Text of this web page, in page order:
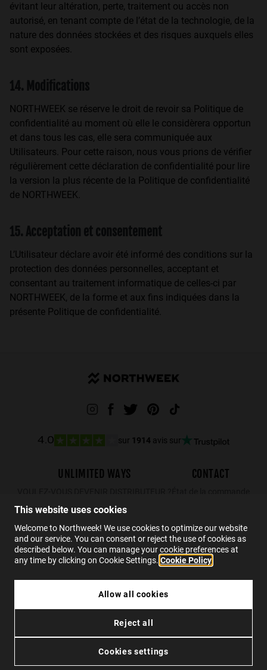
This website uses cookies
Welcome to Northweek! We use cookies to optimize our website
and our service. You can consent or reject the use of cookies as
described below. You can manage your cookie preferences at
any time by clicking on Cookie Settings. Cookie Policy
Allow all cookies
Reject all
Cookies settings
évitant leur altération, perte, traitement ou accès non
autorisé, en tenant compte de l’état de la technologie, de la
nature des données stockées et des risques auxquels elles
sont exposées.
14. Modifications
NORTHWEEK se réserve le droit de revoir sa Politique de
confidentialité au moment où elle le considèrera opportun
et dans tous les cas, elle sera communiquée aux
Utilisateurs. Pour cette raison, nous vous prions de vérifier
régulièrement cette déclaration de confidentialité pour lire
la version la plus récente de la Politique de confidentialité
de NORTHWEEK.
15. Acceptation et consentement
L’Utilisateur déclare avoir été informé des conditions sur la
protection des données personnelles, acceptant et
consentant au traitement informatique de celles-ci par
NORTHWEEK, de la forme et aux fins indiquées dans la
présente Politique de confidentialité.
4.0 sur 1914 avis sur
UNLIMITED WAYS CONTACT
Contact
FAQs
Confidentialité Cookies Conditions Accessibilité